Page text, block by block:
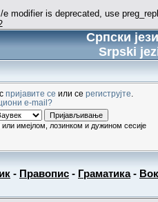
e modifier is deprecated, use
Српски
Srpski
пријавите се или се региструјте
e-mail?
имејлом, лозинком и дужином сесије
- Правопис - Граматика-